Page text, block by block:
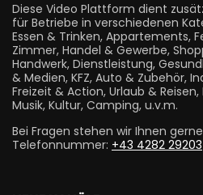
Diese Video Plattform dient
für Betriebe in verschiedenen
Essen & Trinken, Appartements,
Zimmer, Handel & Gewerbe,
Handwerk, Dienstleistung,
& Medien, KFZ, Auto & Zubehör,
Freizeit & Action, Urlaub &
Musik, Kultur, Camping, u.v.m.
Bei Fragen stehen wir Ihnen
Telefonnummer: +43 4282 29203